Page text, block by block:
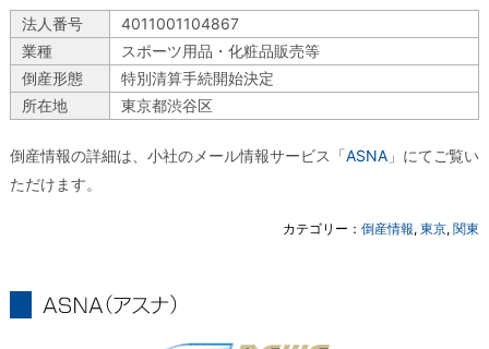
法人番号
4011001104867
業種
スポーツ用品・化粧品販売等
倒産形態
特別清算手続開始決定
所在地
東京都渋谷区
倒産情報の詳細は、小社のメール情報サービス「ASNA 」にてご覧い
ただけます。
カテゴリー：倒産情報,東京,関東